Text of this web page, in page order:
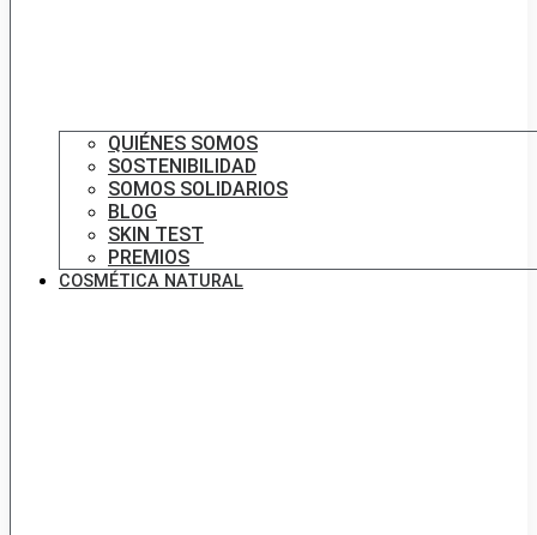
QUIÉNES SOMOS
SOSTENIBILIDAD
SOMOS SOLIDARIOS
BLOG
SKIN TEST
PREMIOS
COSMÉTICA NATURAL